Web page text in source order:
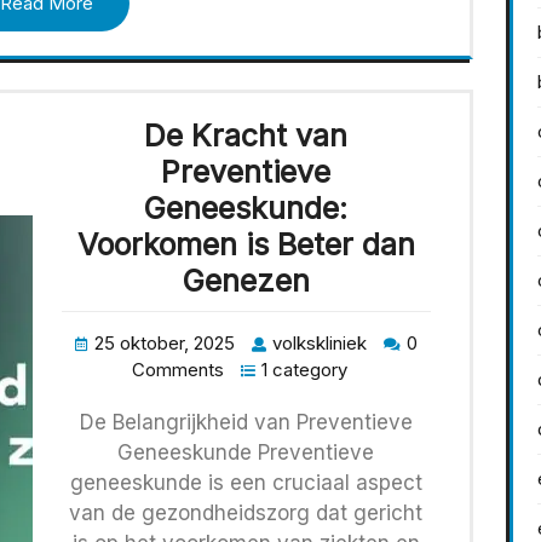
De Kracht van
Preventieve
Geneeskunde:
Voorkomen is Beter dan
Genezen
25 oktober, 2025 volkskliniek
0
Comments
1 category
De Belangrijkheid van Preventieve
Geneeskunde Preventieve
geneeskunde is een cruciaal aspect
van de gezondheidszorg dat gericht